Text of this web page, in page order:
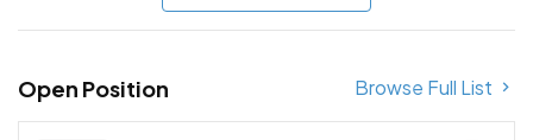
Open Position Browse Full List